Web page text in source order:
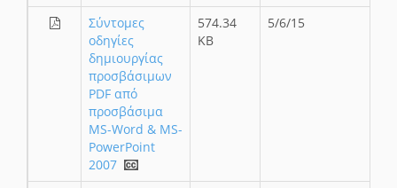
Σύντομες
οδηγίες
δημιουργίας
προσβάσιμων
PDF από
προσβάσιμα
MS-Word & MS-
PowerPoint
2007
574.34
KB
5/6/15